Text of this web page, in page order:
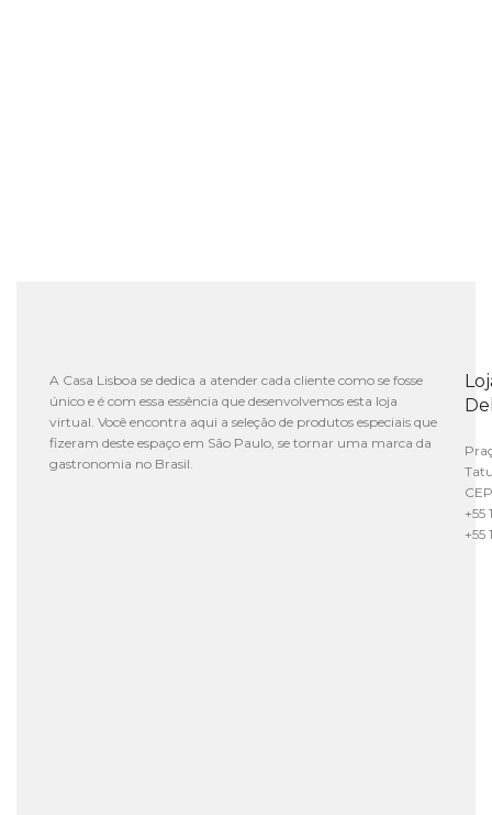
A Casa Lisboa se dedica a atender cada cliente como se fosse
único e é com essa essência que desenvolvemos esta loja
virtual. Você encontra aqui a seleção de produtos especiais que
fizeram deste espaço em São Paulo, se tornar uma marca da
gastronomia no Brasil.
+55
+55